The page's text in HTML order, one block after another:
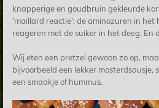
knapperige en goudbruin gekleurde
'maillard reactie': de aminozuren in het
reageren met de suiker in het deeg. En
Wij eten een pretzel gewoon zo op,
bijvoorbeeld een lekker mosterdsausje,
een smaakje of hummus.